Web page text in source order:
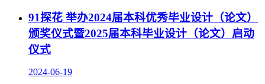
91探花 举办2024届本科优秀毕业设计（论文）
颁奖仪式暨2025届本科毕业设计（论文）启动
仪式
2024-06-19